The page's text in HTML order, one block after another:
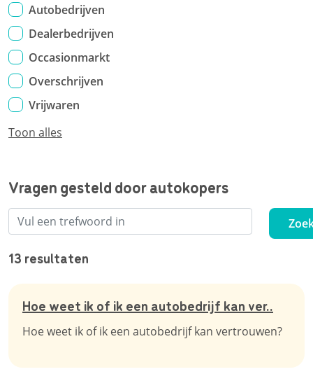
Autobedrijven
Dealerbedrijven
Occasionmarkt
Overschrijven
Vrijwaren
Toon alles
Vragen gesteld door autokopers
13 resultaten
Hoe weet ik of ik een autobedrijf kan ver..
Hoe weet ik of ik een autobedrijf kan vertrouwen?